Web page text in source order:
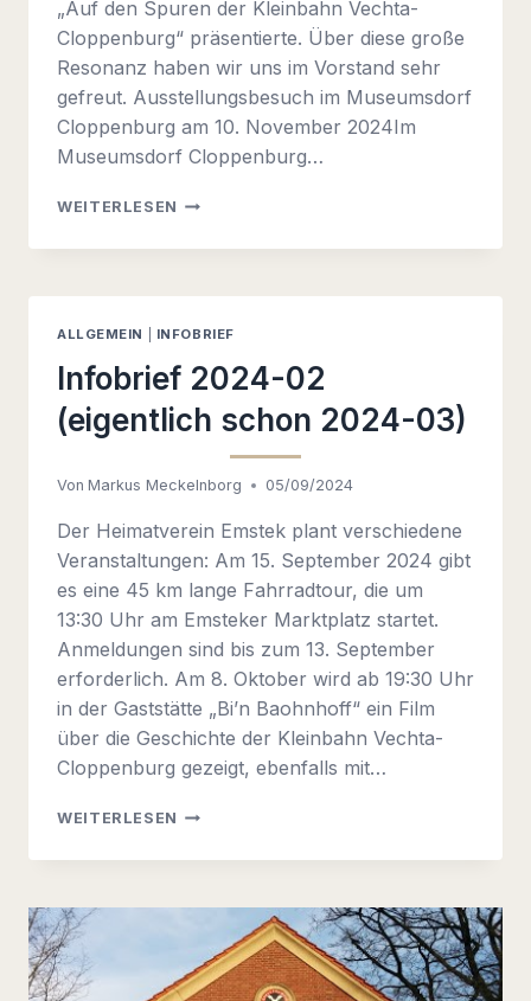
„Auf den Spuren der Kleinbahn Vechta-
Cloppenburg“ präsentierte. Über diese große
Resonanz haben wir uns im Vorstand sehr
gefreut. Ausstellungsbesuch im Museumsdorf
Cloppenburg am 10. November 2024Im
Museumsdorf Cloppenburg…
WEITERLESEN INFOBRIEF
03
04)
ALLGEMEIN INFOBRIEF
Infobrief 2024-02
(eigentlich schon 2024-03)
Von Markus Meckelnborg 05/09/2024
Der Heimatverein Emstek plant verschiedene
Veranstaltungen: Am 15. September 2024 gibt
es eine 45 km lange Fahrradtour, die um
13:30 Uhr am Emsteker Marktplatz startet.
Anmeldungen sind bis zum 13. September
erforderlich. Am 8. Oktober wird ab 19:30 Uhr
in der Gaststätte „Bi’n Baohnhoff“ ein Film
über die Geschichte der Kleinbahn Vechta-
Cloppenburg gezeigt, ebenfalls mit…
WEITERLESEN INFOBRIEF
02
SCHON